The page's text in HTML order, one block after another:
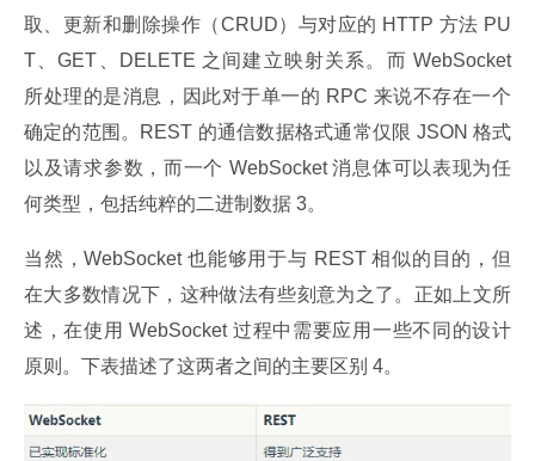
取、更新和删除操作（CRUD）与对应的 HTTP 方法 PU
T、GET、DELETE 之间建立映射关系。而 WebSocket
所处理的是消息，因此对于单一的 RPC 来说不存在一个
确定的范围。REST 的通信数据格式通常仅限 JSON 格式
以及请求参数，而一个 WebSocket 消息体可以表现为任
何类型，包括纯粹的二进制数据 3。
当然，WebSocket 也能够用于与 REST 相似的目的，但
在大多数情况下，这种做法有些刻意为之了。正如上文所
述，在使用 WebSocket 过程中需要应用一些不同的设计
原则。下表描述了这两者之间的主要区别 4。